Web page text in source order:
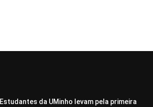
Estudantes da UMinho levam pela primeira